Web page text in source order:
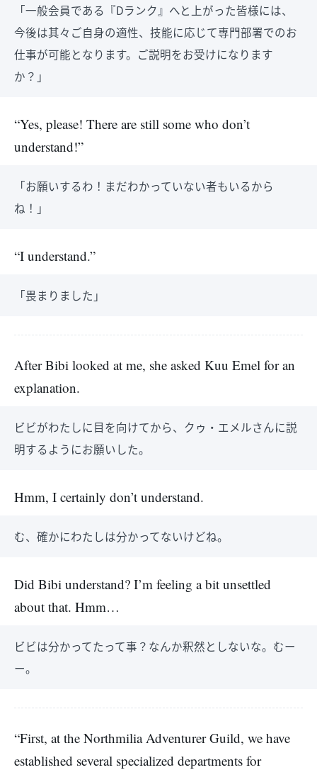
「一般会員である『Dランク』へと上がった皆様には、
今後は其々ご自身の適性、技能に応じて専門部署でのお
仕事が可能となります。ご説明をお受けになります
か？」
“Yes, please! There are still some who don’t
understand!”
「お願いするわ！まだわかっていない者もいるから
ね！」
“I understand.”
「畏まりました」
After Bibi looked at me, she asked Kuu Emel for an
explanation.
ビビがわたしに目を向けてから、クゥ・エメルさんに説
明するようにお願いした。
Hmm, I certainly don’t understand.
む、確かにわたしは分かってないけどね。
Did Bibi understand? I’m feeling a bit unsettled
about that. Hmm…
ビビは分かってたって事？なんか釈然としないな。むー
ー。
“First, at the Northmilia Adventurer Guild, we have
established several specialized departments for